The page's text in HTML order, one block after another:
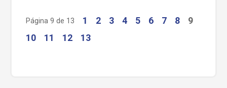
Página 9 de 13 1 2 3 4 5 6 7 8
9
10
11 12 13